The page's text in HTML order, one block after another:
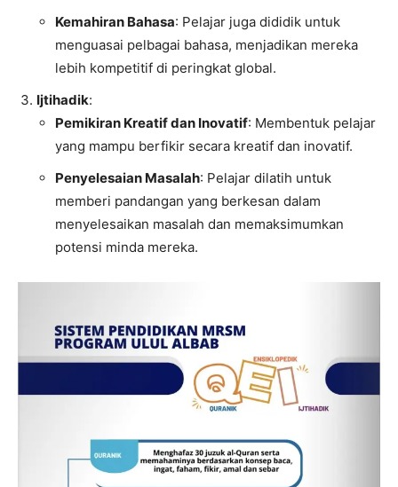
Kemahiran Bahasa: Pelajar juga dididik untuk
menguasai pelbagai bahasa, menjadikan mereka
lebih kompetitif di peringkat global.
Ijtihadik:
Pemikiran Kreatif dan Inovatif: Membentuk pelajar
yang mampu berfikir secara kreatif dan inovatif.
Penyelesaian Masalah: Pelajar dilatih untuk
memberi pandangan yang berkesan dalam
menyelesaikan masalah dan memaksimumkan
potensi minda mereka.